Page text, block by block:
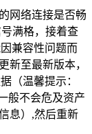
网络连接是否畅
满格，接着查
兼容性问题而
新至最新版本，
（温馨提示：
般不会危及资产
息）,然后重新